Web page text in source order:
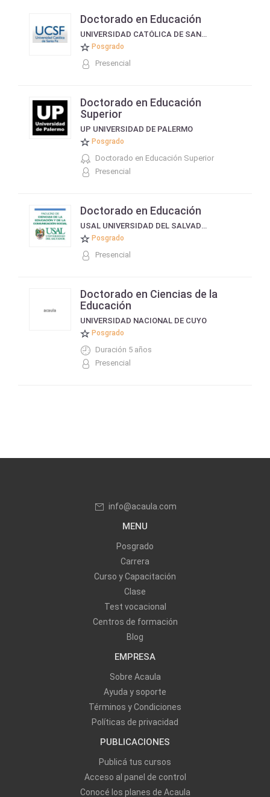
Doctorado en Educación
UNIVERSIDAD CATÓLICA DE SANTA FE UCSF
Posgrado
Presencial
Doctorado en Educación
Superior
UP UNIVERSIDAD DE PALERMO
Posgrado
Doctorado en Educación Superior
Presencial
Doctorado en Educación
USAL UNIVERSIDAD DEL SALVADOR FACULTAD DE COMUNICACIÓN Y EDUCACIÓN
Posgrado
Presencial
Doctorado en Ciencias de la
Educación
UNIVERSIDAD NACIONAL DE CUYO
Posgrado
Duración 5 años
Presencial
info@acaula.com
MENU
Posgrado
Carrera
Curso y Capacitación
Clase
Test vocacional
Centros de formación
Blog
EMPRESA
Sobre Acaula
Ayuda y soporte
Términos y Condiciones
Políticas de privacidad
PUBLICACIONES
Publicá tus cursos
Acceso al panel de control
Conocé los planes de Acaula